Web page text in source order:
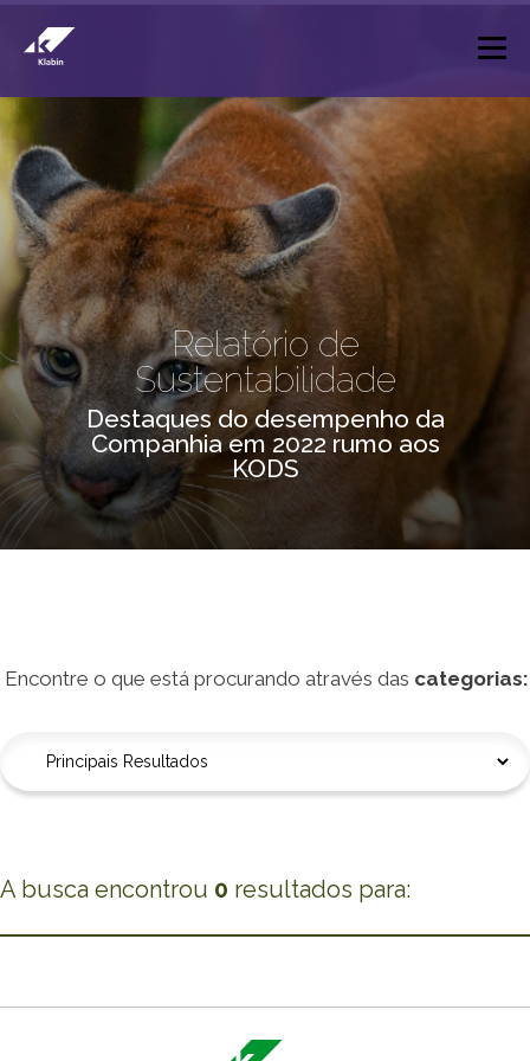
Pular para o Conteúdo principal
Relatório de
Sustentabilidade
Destaques do desempenho da
Companhia em 2022 rumo aos
KODS
Encontre o que está procurando através das categorias:
A busca encontrou 0 resultados para: